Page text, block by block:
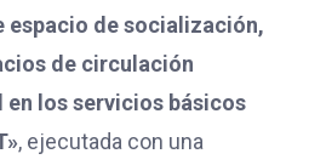
espacio de socialización,
de circulación
los servicios básicos
, ejecutada con una